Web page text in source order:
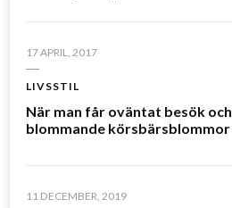
17 APRIL, 2017
LIVSSTIL
När man får oväntat besök och
blommande körsbärsblommor
11 DECEMBER, 2019